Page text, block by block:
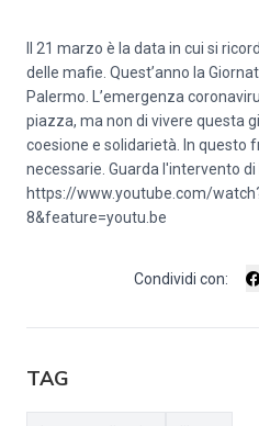
Il 21 marzo è la data in cui si
delle mafie. Quest’anno la
Palermo. L’emergenza
piazza, ma non di vivere questa
coesione e solidarietà. In questo
necessarie. Guarda l'intervento di
https://www.youtube.com/
8&feature=youtu.be
Condividi con:
TAG